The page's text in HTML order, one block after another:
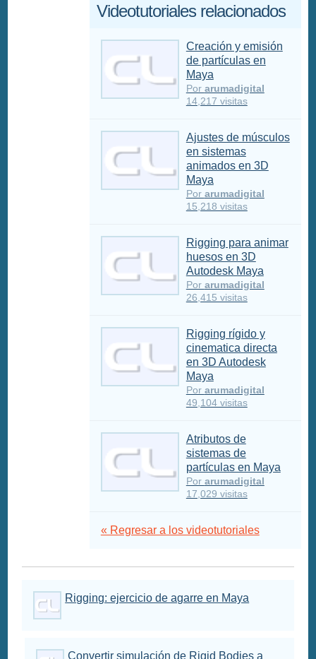
Videotutoriales relacionados
Creación y emisión
de partículas en
Maya
Por arumadigital
14,217 visitas
Ajustes de músculos
en sistemas
animados en 3D
Maya
Por arumadigital
15,218 visitas
Rigging para animar
huesos en 3D
Autodesk Maya
Por arumadigital
26,415 visitas
Rigging rígido y
cinematica directa
en 3D Autodesk
Maya
Por arumadigital
49,104 visitas
Atributos de
sistemas de
partículas en Maya
Por arumadigital
17,029 visitas
« Regresar a los videotutoriales
Rigging: ejercicio de agarre en Maya
Convertir simulación de Rigid Bodies a